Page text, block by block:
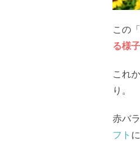
この
る様
これ
り。
赤バ
フト